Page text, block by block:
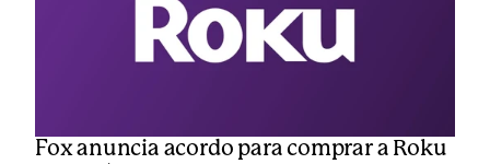
Fox anuncia acordo para comprar a Roku